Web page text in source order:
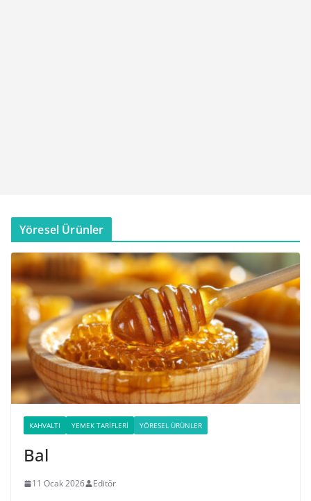
Yöresel Ürünler
KAHVALTI YEMEK TARIFLERI YÖRESEL ÜRÜNLER
Bal
11 Ocak 2026 Editör